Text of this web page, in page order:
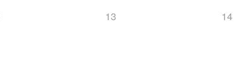
13 14